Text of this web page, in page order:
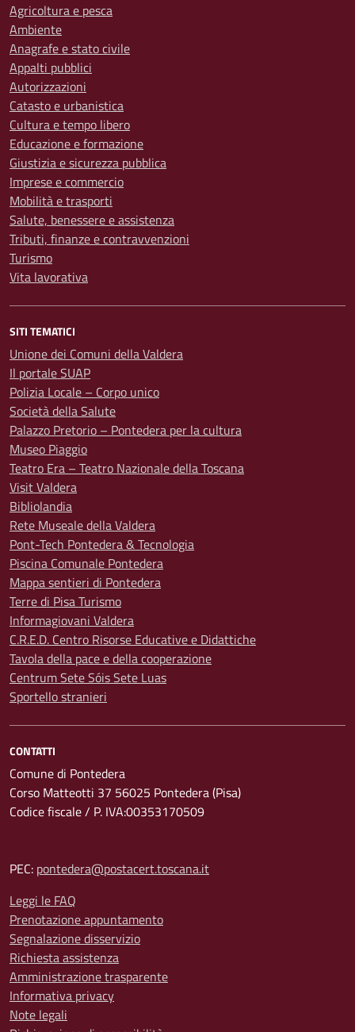
Agricoltura e pesca
Ambiente
Anagrafe e stato civile
Appalti pubblici
Autorizzazioni
Catasto e urbanistica
Cultura e tempo libero
Educazione e formazione
Giustizia e sicurezza pubblica
Imprese e commercio
Mobilità e trasporti
Salute, benessere e assistenza
Tributi, finanze e contravvenzioni
Turismo
Vita lavorativa
SITI TEMATICI
Unione dei Comuni della Valdera
Il portale SUAP
Polizia Locale – Corpo unico
Società della Salute
Palazzo Pretorio – Pontedera per la cultura
Museo Piaggio
Teatro Era – Teatro Nazionale della Toscana
Visit Valdera
Bibliolandia
Rete Museale della Valdera
Pont-Tech Pontedera & Tecnologia
Piscina Comunale Pontedera
Mappa sentieri di Pontedera
Terre di Pisa Turismo
Informagiovani Valdera
C.R.E.D. Centro Risorse Educative e Didattiche
Tavola della pace e della cooperazione
Centrum Sete Sóis Sete Luas
Sportello stranieri
CONTATTI
Comune di Pontedera
Corso Matteotti 37 56025 Pontedera (Pisa)
Codice fiscale / P. IVA:00353170509
PEC: pontedera@postacert.toscana.it
Leggi le FAQ
Prenotazione appuntamento
Segnalazione disservizio
Richiesta assistenza
Amministrazione trasparente
Informativa privacy
Note legali